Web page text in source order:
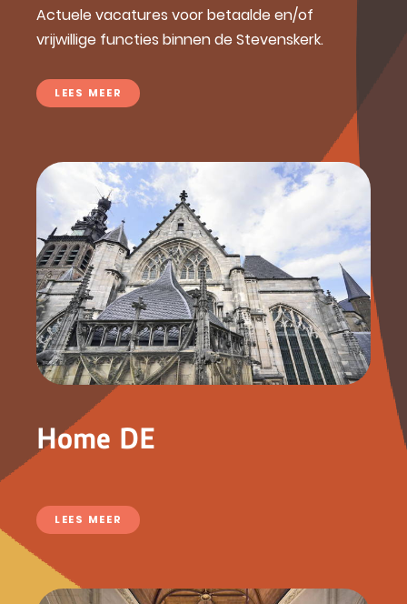
Actuele vacatures voor betaalde en/of
vrijwillige functies binnen de Stevenskerk.
LEES MEER
Home DE
LEES MEER